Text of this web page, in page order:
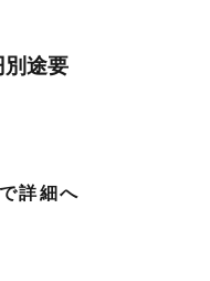
途要
詳細へ